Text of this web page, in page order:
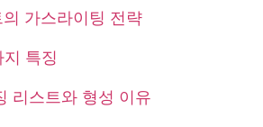
가스라이팅 전략
지 특징
리스트와 형성 이유